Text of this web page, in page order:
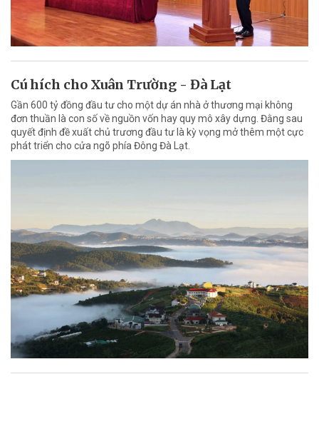
Cú hích cho Xuân Trường - Đà Lạt
Gần 600 tỷ đồng đầu tư cho một dự án nhà ở thương mại không
đơn thuần là con số về nguồn vốn hay quy mô xây dựng. Đằng sau
quyết định đề xuất chủ trương đầu tư là kỳ vọng mở thêm một cực
phát triển cho cửa ngõ phía Đông Đà Lạt.